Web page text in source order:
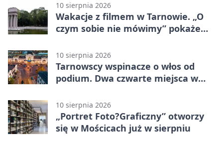
10 sierpnia 2026
Wakacje z filmem w Tarnowie. „O
czym sobie nie mówimy” pokaże
10 sierpnia 2026
Tarnowscy wspinacze o włos od
podium. Dwa czwarte miejsca w
10 sierpnia 2026
„Portret Foto?Graficzny” otworzy
się w Mościcach już w sierpniu